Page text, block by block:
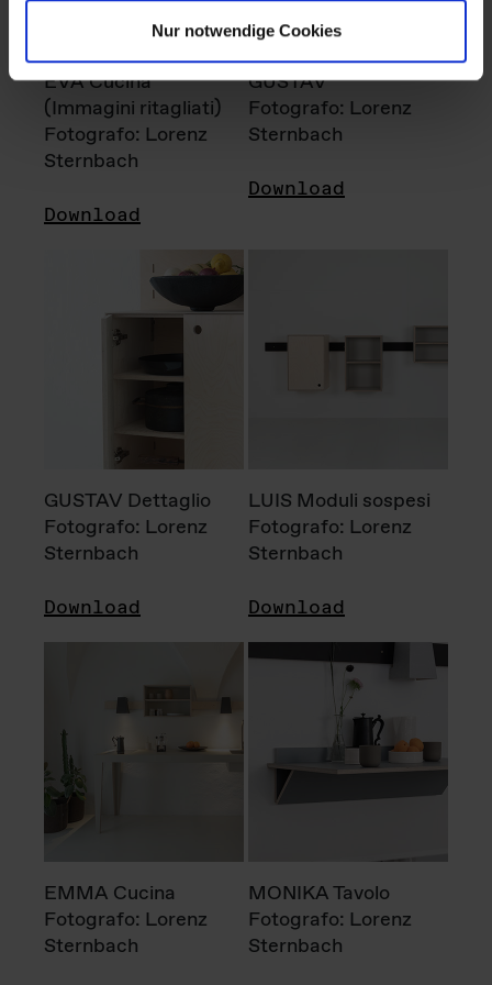
Nur notwendige Cookies
EVA Cucina
(Immagini ritagliati)
Fotografo: Lorenz
Sternbach
Download
GUSTAV
Fotografo: Lorenz
Sternbach
Download
GUSTAV Dettaglio
Fotografo: Lorenz
Sternbach
Download
LUIS Moduli sospesi
Fotografo: Lorenz
Sternbach
Download
EMMA Cucina
Fotografo: Lorenz
Sternbach
MONIKA Tavolo
Fotografo: Lorenz
Sternbach